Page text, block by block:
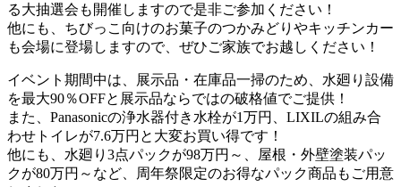
る大抽選会も開催しますので是非ご参加ください！
他にも、ちびっこ向けのお菓子のつかみどりやキッチンカー
も会場に登場しますので、ぜひご家族でお越しください！
イベント期間中は、展示品・在庫品一掃のため、水廻り設備
を最大90％OFFと展示品ならではの破格値でご提供！
また、Panasonicの浄水器付き水栓が1万円、LIXILの組み合
わせトイレが7.6万円と大変お買い得です！
他にも、水廻り3点パックが98万円～、屋根・外壁塗装パッ
クが80万円～など、周年祭限定のお得なパック商品もご用意